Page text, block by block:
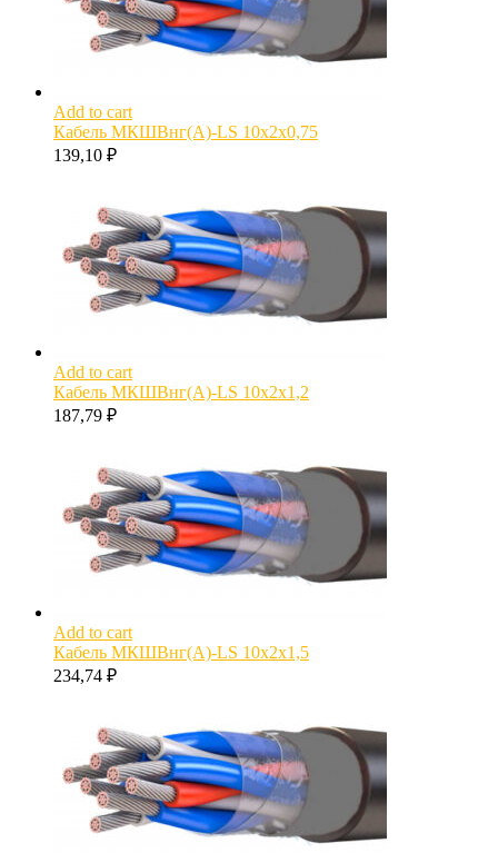
Add to cart
Кабель МКШВнг(А)-LS 10х2х0,75
139,10 ₽
Add to cart
Кабель МКШВнг(А)-LS 10х2х1,2
187,79 ₽
Add to cart
Кабель МКШВнг(А)-LS 10х2х1,5
234,74 ₽